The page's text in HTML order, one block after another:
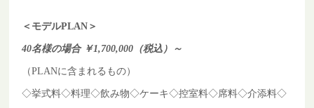
＜モデルPLAN＞
40名様の場合 ￥1,700,000（税込）～
（PLANに含まれるもの）
◇挙式料◇料理◇飲み物◇ケーキ◇控室料◇席料◇介添料◇